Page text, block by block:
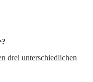
drei unterschiedlichen